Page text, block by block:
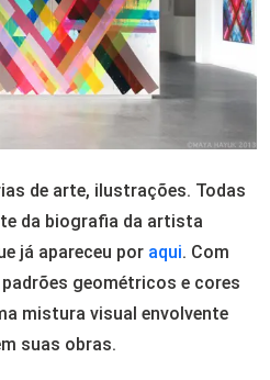
de arte, ilustrações. Todas
da biografia da artista
já apareceu por aqui. Com
geométricos e cores
mistura visual envolvente
suas obras.